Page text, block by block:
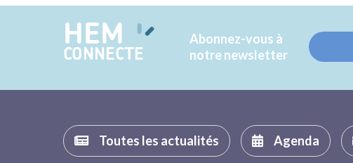
HEM
CONNECTE
Abonnez-vous à
notre newsletter
Toutes les actualités Agenda